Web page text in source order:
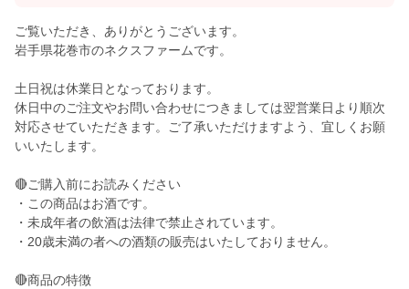
ご覧いただき、ありがとうございます。
岩手県花巻市のネクスファームです。
土日祝は休業日となっております。
休日中のご注文やお問い合わせにつきましては翌営業日より順次
対応させていただきます。ご了承いただけますよう、宜しくお願
いいたします。
🔴ご購入前にお読みください
・この商品はお酒です。
・未成年者の飲酒は法律で禁止されています。
・20歳未満の者への酒類の販売はいたしておりません。
🔴商品の特徴